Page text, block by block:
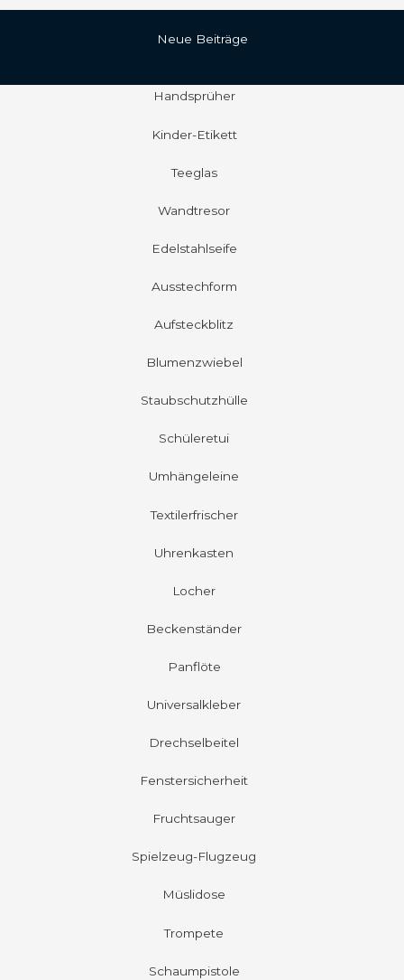
Neue Beiträge
Handsprüher
Kinder-Etikett
Teeglas
Wandtresor
Edelstahlseife
Ausstechform
Aufsteckblitz
Blumenzwiebel
Staubschutzhülle
Schüleretui
Umhängeleine
Textilerfrischer
Uhrenkasten
Locher
Beckenständer
Panflöte
Universalkleber
Drechselbeitel
Fenstersicherheit
Fruchtsauger
Spielzeug-Flugzeug
Müslidose
Trompete
Schaumpistole